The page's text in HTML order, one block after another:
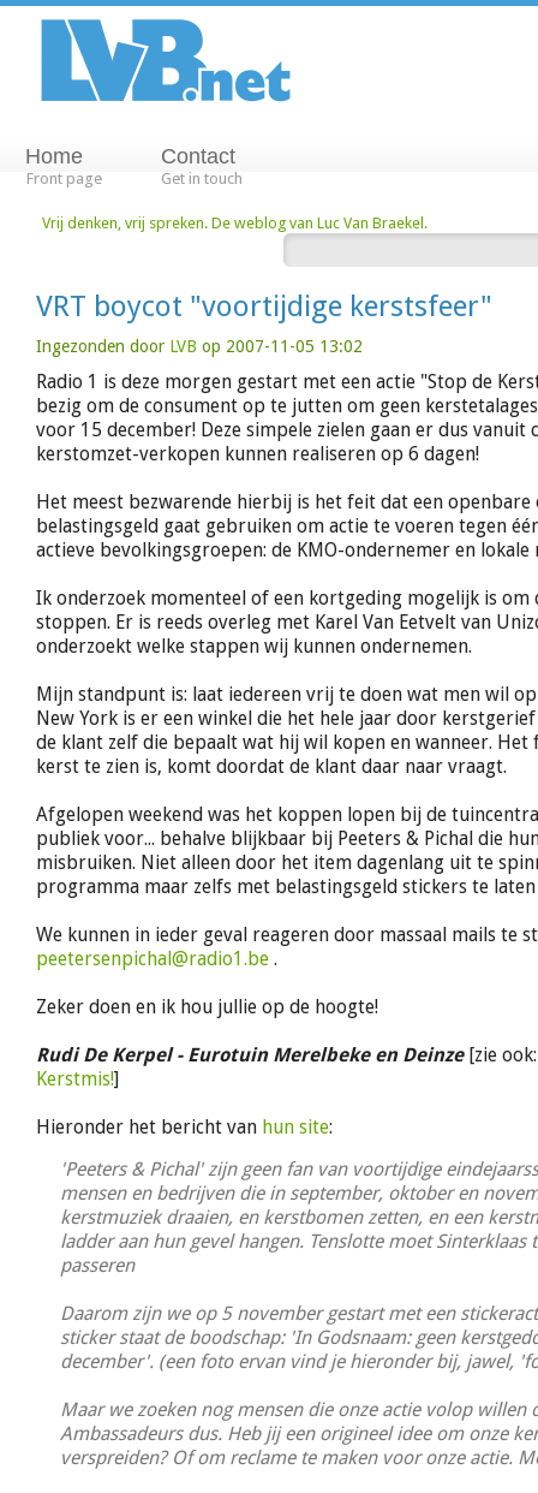
Home
Front page
Contact
Get in touch
Vrij denken, vrij spreken. De weblog van Luc Van Braekel.
VRT boycot "voortijdige kerstsfeer"
Ingezonden door LVB op 2007-11-05 13:02
Radio 1 is deze morgen gestart met een actie "Stop de
bezig om de consument op te jutten om geen
voor 15 december! Deze simpele zielen gaan er dus vanuit
kerstomzet-verkopen kunnen realiseren op 6 dagen!
Het meest bezwarende hierbij is het feit dat een
belastingsgeld gaat gebruiken om actie te voeren tegen
actieve bevolkingsgroepen: de KMO-ondernemer en lokale
Ik onderzoek momenteel of een kortgeding mogelijk is om
stoppen. Er is reeds overleg met Karel Van Eetvelt van
onderzoekt welke stappen wij kunnen ondernemen.
Mijn standpunt is: laat iedereen vrij te doen wat men wil
New York is er een winkel die het hele jaar door
de klant zelf die bepaalt wat hij wil kopen en wanneer. Het
kerst te zien is, komt doordat de klant daar naar vraagt.
Afgelopen weekend was het koppen lopen bij de
publiek voor... behalve blijkbaar bij Peeters & Pichal die
misbruiken. Niet alleen door het item dagenlang uit te
programma maar zelfs met belastingsgeld stickers te
We kunnen in ieder geval reageren door massaal mails te
peetersenpichal@radio1.be .
Zeker doen en ik hou jullie op de hoogte!
Rudi De Kerpel - Eurotuin Merelbeke en Deinze[zie
Kerstmis!]
Hieronder het bericht van hun site:
'Peeters & Pichal' zijn geen fan van voortijdige
mensen en bedrijven die in september, oktober en
kerstmuziek draaien, en kerstbomen zetten, en een
ladder aan hun gevel hangen. Tenslotte moet Sinterklaas
passeren
Daarom zijn we op 5 november gestart met een
sticker staat de boodschap: 'In Godsnaam: geen
december'. (een foto ervan vind je hieronder bij, jawel,
Maar we zoeken nog mensen die onze actie volop willen
Ambassadeurs dus. Heb jij een origineel idee om onze
verspreiden? Of om reclame te maken voor onze actie.